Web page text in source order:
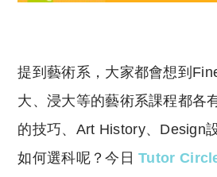
提到藝術系，大家都會想到
大、浸大等的藝術系課程都各
的技巧、Art History、Design
如何選科呢？今日Tutor